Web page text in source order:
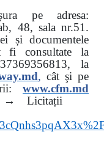
pe adresa:
48, sala nr.51.
și documentele
fi consultate la
la
, cât şi pe
www.cfm.md
→ Licitații